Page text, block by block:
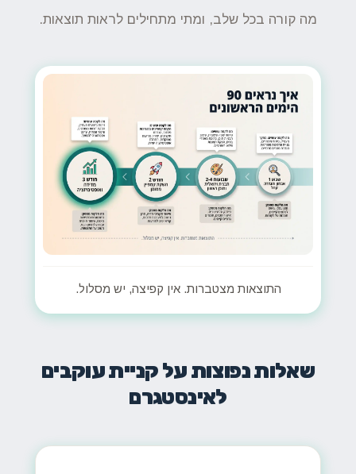
מה קורה בכל שלב, ומתי מתחילים לראות תוצאות.
התוצאות מצטברות. אין קפיצה, יש מסלול.
שאלות נפוצות על קניית עוקבים
לאינסטגרם